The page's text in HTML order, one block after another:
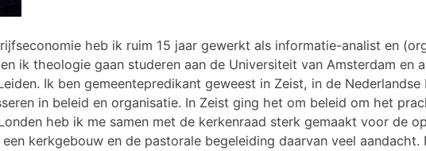
heb ik ruim 15 jaar gewerkt als informatie-analist en
ik theologie gaan studeren aan de Universiteit van Amsterdam en
Ik ben gemeentepredikant geweest in Zeist, in de
in beleid en organisatie. In Zeist ging het om beleid om het
heb ik me samen met de kerkenraad sterk gemaakt voor de
kerkgebouw en de pastorale begeleiding daarvan veel